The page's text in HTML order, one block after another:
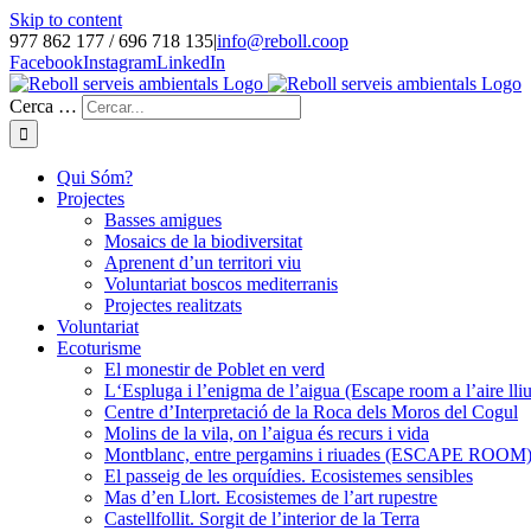
Skip to content
977 862 177 / 696 718 135|info@reboll.coop
FacebookInstagramLinkedIn
Cerca …
Qui Sóm?
Projectes
Basses amigues
Mosaics de la biodiversitat
Aprenent d’un territori viu
Voluntariat boscos mediterranis
Projectes realitzats
Voluntariat
Ecoturisme
El monestir de Poblet en verd
L‘Espluga i l’enigma de l’aigua (Escape room a l’aire
Centre d’Interpretació de la Roca dels Moros del Cogul
Molins de la vila, on l’aigua és recurs i vida
Montblanc, entre pergamins i riuades (ESCAPE ROOM)
El passeig de les orquídies. Ecosistemes sensibles
Mas d’en Llort. Ecosistemes de l’art rupestre
Castellfollit. Sorgit de l’interior de la Terra